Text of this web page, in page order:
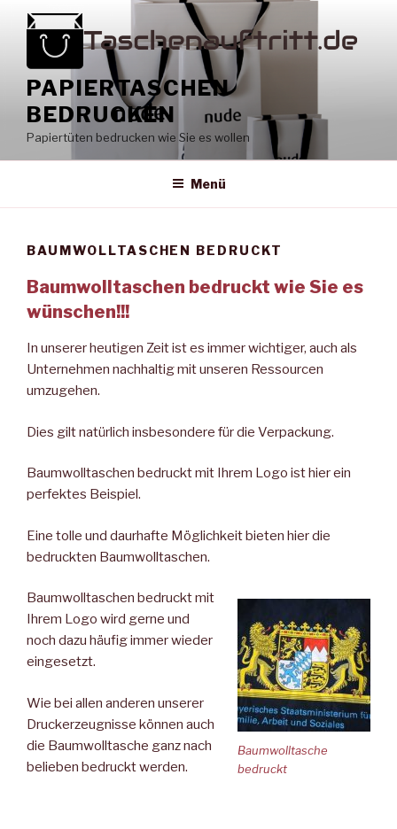
Inhalt
springen
PAPIERTASCHEN
BEDRUCKEN
Papiertüten bedrucken wie Sie es wollen
Menü
BAUMWOLLTASCHEN BEDRUCKT
Baumwolltaschen bedruckt wie Sie es
wünschen!!!
In unserer heutigen Zeit ist es immer wichtiger, auch als
Unternehmen nachhaltig mit unseren Ressourcen
umzugehen.
Dies gilt natürlich insbesondere für die Verpackung.
Baumwolltaschen bedruckt mit Ihrem Logo ist hier ein
perfektes Beispiel.
Eine tolle und daurhafte Möglichkeit bieten hier die
bedruckten Baumwolltaschen.
Baumwolltasche
bedruckt
Baumwolltaschen bedruckt mit
Ihrem Logo wird gerne und
noch dazu häufig immer wieder
eingesetzt.
Wie bei allen anderen unserer
Druckerzeugnisse können auch
die Baumwolltasche ganz nach
belieben bedruckt werden.